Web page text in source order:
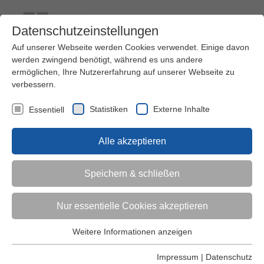
Kontakt Ihre Meinung ist uns wichtig!
Kinder (0-6)
Grundschulkinder
Jugendliche
Datenschutzeinstellungen
Auf unserer Webseite werden Cookies verwendet. Einige davon
werden zwingend benötigt, während es uns andere
ermöglichen, Ihre Nutzererfahrung auf unserer Webseite zu
verbessern.
Essentiell Statistiken Externe Inhalte
Alle akzeptieren
Speichern & schließen
Nur essentielle Cookies akzeptieren
Essentielle Cookies werden für grundlegende Funktionen der
Weitere Informationen anzeigen
Impressum | Datenschutz